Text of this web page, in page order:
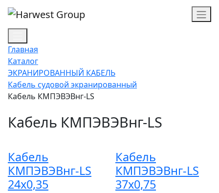
Главная
Каталог
ЭКРАНИРОВАННЫЙ КАБЕЛЬ
Кабель судовой экранированный
Кабель КМПЭВЭВнг-LS
Кабель КМПЭВЭВнг-LS
Кабель
КМПЭВЭВнг-LS
24х0,35
Кабель
КМПЭВЭВнг-LS
37х0,75